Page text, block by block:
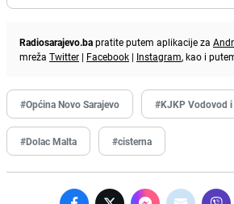
Radiosarajevo.bapratite putem aplikacije za
mreža Twitter | Facebook | Instagram, kao i
#Općina Novo Sarajevo #KJKP Vodovod i
#Dolac Malta #cisterna